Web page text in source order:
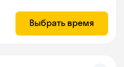
Выбрать время